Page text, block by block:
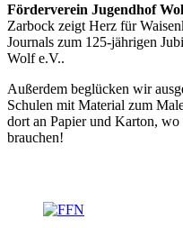
Förderverein Jugendhof
Zarbock zeigt Herz für
Journals zum 125-jährigen
Wolf e.V..
Außerdem beglücken wir
Schulen mit Material zum
dort an Papier und Karton,
brauchen!